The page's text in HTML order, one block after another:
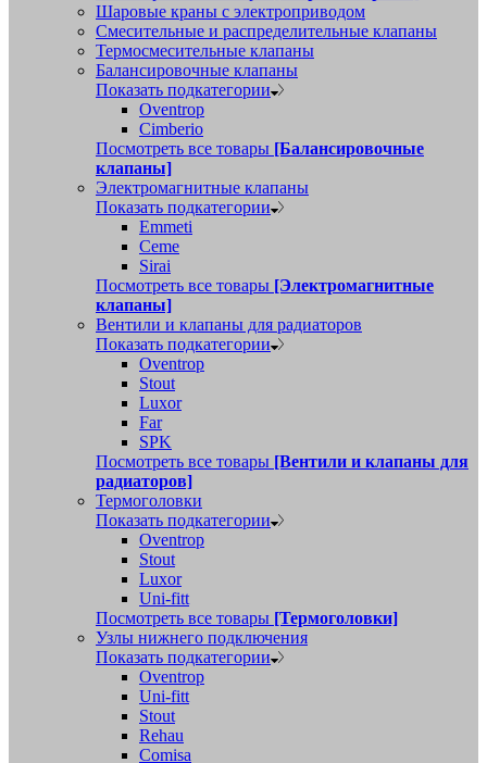
Шаровые краны с электроприводом
Смесительные и распределительные клапаны
Термосмесительные клапаны
Балансировочные клапаны
Показать подкатегории
Oventrop
Cimberio
Посмотреть все товары [Балансировочные
клапаны]
Электромагнитные клапаны
Показать подкатегории
Emmeti
Ceme
Sirai
Посмотреть все товары [Электромагнитные
клапаны]
Вентили и клапаны для радиаторов
Показать подкатегории
Oventrop
Stout
Luxor
Far
SPK
Посмотреть все товары [Вентили и клапаны для
радиаторов]
Термоголовки
Показать подкатегории
Oventrop
Stout
Luxor
Uni-fitt
Посмотреть все товары [Термоголовки]
Узлы нижнего подключения
Показать подкатегории
Oventrop
Uni-fitt
Stout
Rehau
Comisa